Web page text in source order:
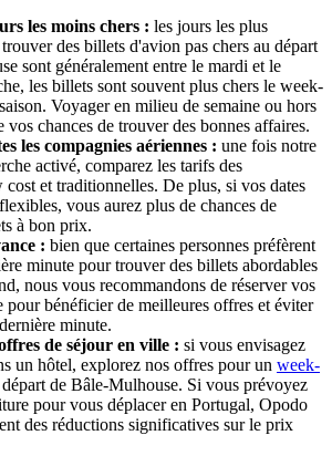
les moins chers : les jours les plus
des billets d'avion pas chers au départ
sont généralement entre le mardi et le
les billets sont souvent plus chers le week-
Voyager en milieu de semaine ou hors
vos chances de trouver des bonnes affaires.
les compagnies aériennes : une fois notre
activé, comparez les tarifs des
cost et traditionnelles. De plus, si vos dates
vous aurez plus de chances de
à bon prix.
: bien que certaines personnes préfèrent
minute pour trouver des billets abordables
nous vous recommandons de réserver vos
pour bénéficier de meilleures offres et éviter
minute.
de séjour en ville : si vous envisagez
un hôtel, explorez nos offres pour un week-
de Bâle-Mulhouse. Si vous prévoyez
pour vous déplacer en Portugal, Opodo
des réductions significatives sur le prix